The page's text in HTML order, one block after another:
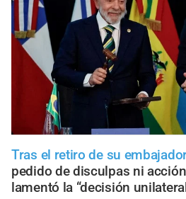
Tras el retiro de su
pedido de disculpas ni
lamentó la “decisión